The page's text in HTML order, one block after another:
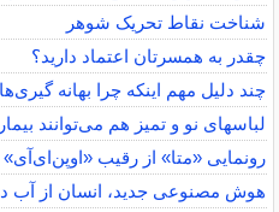
شناخت نقاط تحریک شوهر
چقدر به همسرتان اعتماد دارید؟
چند دلیل مهم اینکه چرا بهانه
لباس‎های نو و تمیز هم می‌توانند بیماری‌زا باشند!
رونمایی «متا» از رقیب «اوپن‌ای‌آی»
هوش مصنوعی جدید، انسان از آب